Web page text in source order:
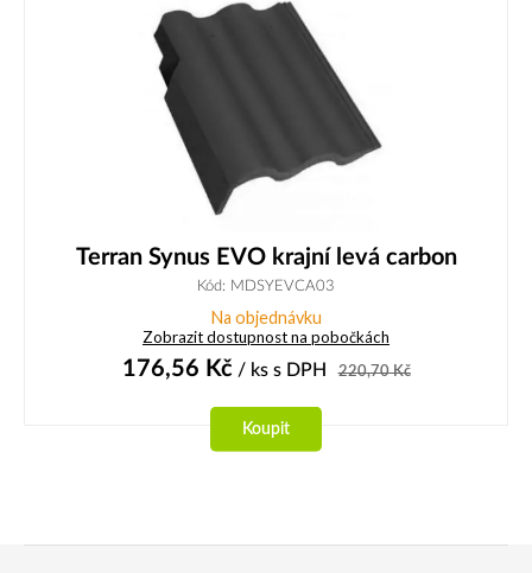
Terran Synus EVO krajní levá carbon
Kód: MDSYEVCA03
Na objednávku
Zobrazit dostupnost na pobočkách
176,56 Kč/ ks s DPH 220,70Kč
Koupit